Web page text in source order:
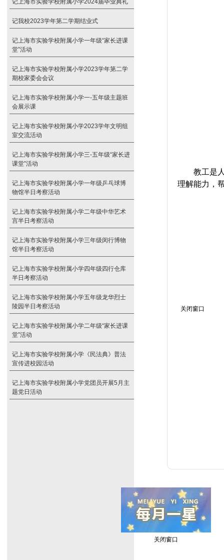
记上海市实验学校附属小学2024届毕业典礼
记我校2023学年第二学期结业式
记上海市实验学校附属小学一年级“家长进课
堂”活动
记上海市实验学校附属小学2023学年第二学
期校家委会会议
记上海市实验学校附属小学一-五年级主题班
会展示课
记上海市实验学校附属小学2023学年文明组
室交流活动
记上海市实验学校附属小学三-五年级“家长进
课堂”活动
记上海市实验学校附属小学一年级乒乓球博
物馆半日考察活动
记上海市实验学校附属小学二年级中华艺术
宫半日考察活动
记上海市实验学校附属小学三年级闵行博物
馆半日考察活动
记上海市实验学校附属小学四年级四行仓库
半日考察活动
记上海市实验学校附属小学五年级龙华烈士
陵园半日考察活动
记上海市实验学校附属小学二年级“家长进课
堂”活动
记上海市实验学校附属小学《民法典》普法
宣传进校园活动
记上海市实验学校附属小学党团员开展5月主
题党日活动
教工是
理解能力，